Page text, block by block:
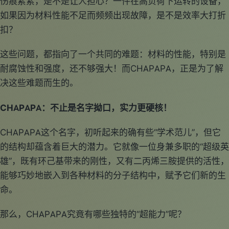
如果因为材料性能不足而频频出现故障，是不是效率大打折
扣？
这些问题，都指向了一个共同的难题：材料的性能，特别是
耐腐蚀性和强度，还不够强大！而CHAPAPA，正是为了解
决这些难题而生的。
CHAPAPA：不止是名字拗口，实力更硬核！
CHAPAPA这个名字，初听起来的确有些“学术范儿”，但它
的结构却蕴含着巨大的潜力。它就像一位身兼多职的“超级英
雄”，既有环己基带来的刚性，又有二丙烯三胺提供的活性，
能够巧妙地嵌入到各种材料的分子结构中，赋予它们新的生
命。
那么，CHAPAPA究竟有哪些独特的“超能力”呢？